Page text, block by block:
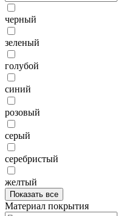
черный
зеленый
голубой
синий
розовый
серый
серебристый
желтый
Показать все
Материал покрытия